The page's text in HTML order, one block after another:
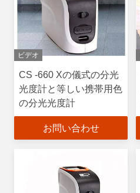
ビデオ
CS -660 Xの儀式の分光
光度計と等しい携帯用色
の分光光度計
お問い合わせ